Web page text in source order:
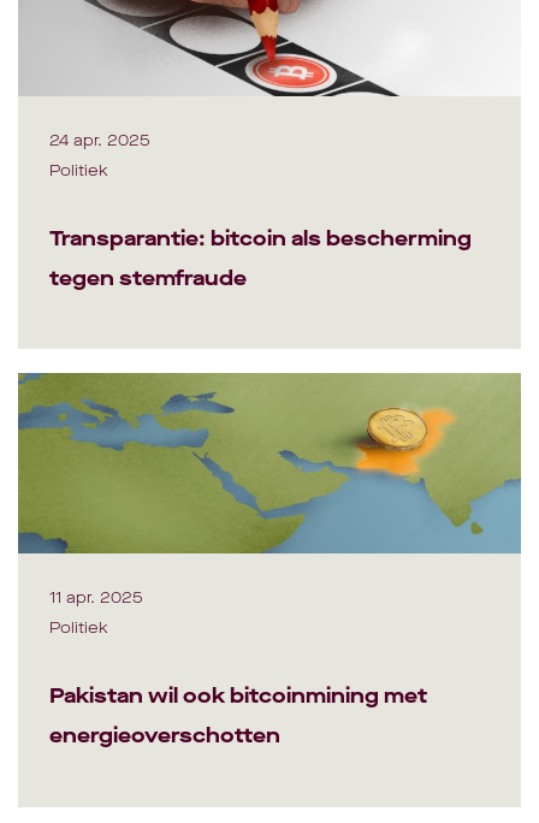
24 apr. 2025
Politiek
Transparantie: bitcoin als bescherming
tegen stemfraude
11 apr. 2025
Politiek
Pakistan wil ook bitcoinmining met
energieoverschotten